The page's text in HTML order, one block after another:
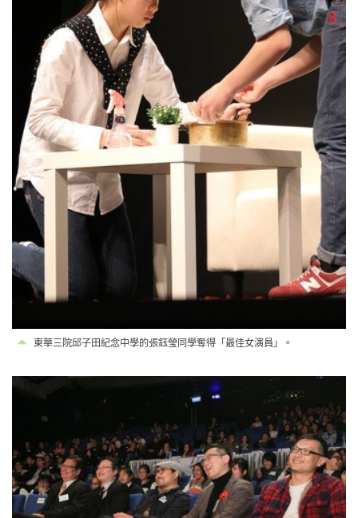
東華三院邱子田紀念中學的張鈺瑩同學奪得「最佳女演員」。